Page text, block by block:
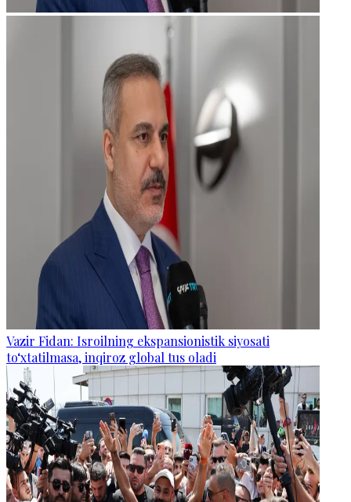
Vazir Fidan: Isroilning ekspansionistik siyosati
to‘xtatilmasa, inqiroz global tus oladi